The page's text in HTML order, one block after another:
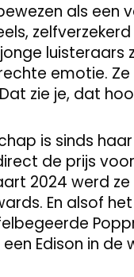
als een
luisteraars
emotie.
zie je, dat
is sinds
de prijs
2024 werd
En alsof
Edison in